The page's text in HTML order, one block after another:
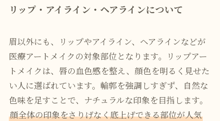
リップ・アイライン・ヘアラインについて
眉以外にも、リップやアイライン、ヘアラインなどが
医療アートメイクの対象部位となります。リップアー
トメイクは、唇の血色感を整え、顔色を明るく見せた
い人に選ばれています。輪郭を強調しすぎず、自然な
色味を足すことで、ナチュラルな印象を目指します。
顔全体の印象をさりげなく底上げできる部位が人気